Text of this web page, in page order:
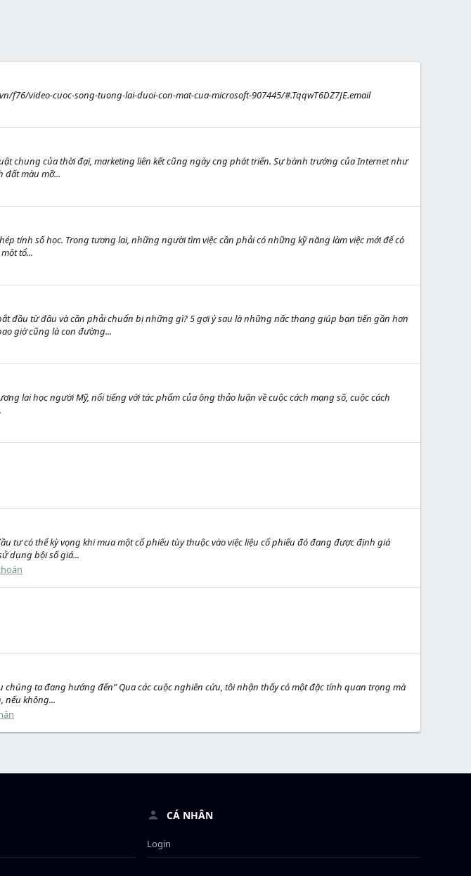
video-cuoc-song-tuong-lai-duoi-con-mat-cua-microsoft-907445/#.TqqwT6DZ7JE.email
chung của thời đại, marketing liên kết cũng ngày cng phát triển. Sự bành trướng của Internet như
đất màu mỡ...
tính số học. Trong tương lai, những người tìm việc cần phải có những kỹ năng làm việc mới để có
tổ...
từ đâu và cần phải chuẩn bị những gì? 5 gợi ý sau là những nấc thang giúp bạn tiến gần hơn
giờ cũng là con đường...
lai học người Mỹ, nổi tiếng với tác phẩm của ông thảo luận về cuộc cách mạng số, cuộc cách
tư có thể kỳ vọng khi mua một cổ phiếu tùy thuộc vào việc liệu cổ phiếu đó đang được định giá
dụng bội số giá...
ta đang hướng đến” Qua các cuộc nghiên cứu, tôi nhận thấy có một đặc tính quan trọng mà
nếu không...
CÁ NHÂN
Login